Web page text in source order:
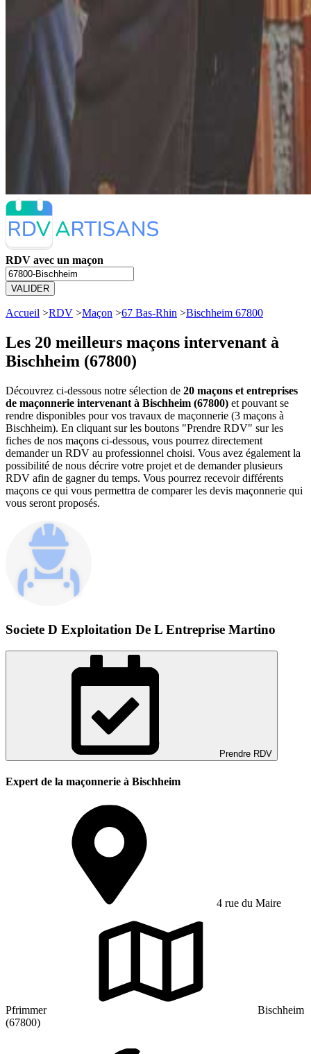
RDV avec un maçon
VALIDER
Accueil >RDV >Maçon >67 Bas-Rhin >Bischheim 67800
Les 20 meilleurs maçons intervenant à
Bischheim (67800)
Découvrez ci-dessous notre sélection de 20 maçons et entreprises
de maçonnerie intervenant à Bischheim (67800) et pouvant se
rendre disponibles pour vos travaux de maçonnerie (3 maçons à
Bischheim). En cliquant sur les boutons "Prendre RDV" sur les
fiches de nos maçons ci-dessous, vous pourrez directement
demander un RDV au professionnel choisi. Vous avez également la
possibilité de nous décrire votre projet et de demander plusieurs
RDV afin de gagner du temps. Vous pourrez recevoir différents
maçons ce qui vous permettra de comparer les devis maçonnerie qui
vous seront proposés.
Societe D Exploitation De L Entreprise Martino
Prendre RDV
Expert de la maçonnerie à Bischheim
4 rue du Maire
Pfrimmer
Bischheim
(67800)